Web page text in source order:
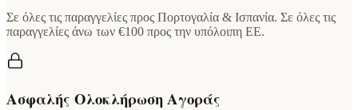
Σε όλες τις παραγγελίες προς Πορτογαλία & Ισπανία. Σε όλες τις
παραγγελίες άνω των €100 προς την υπόλοιπη ΕΕ.
Ασφαλής Ολοκλήρωση Αγοράς